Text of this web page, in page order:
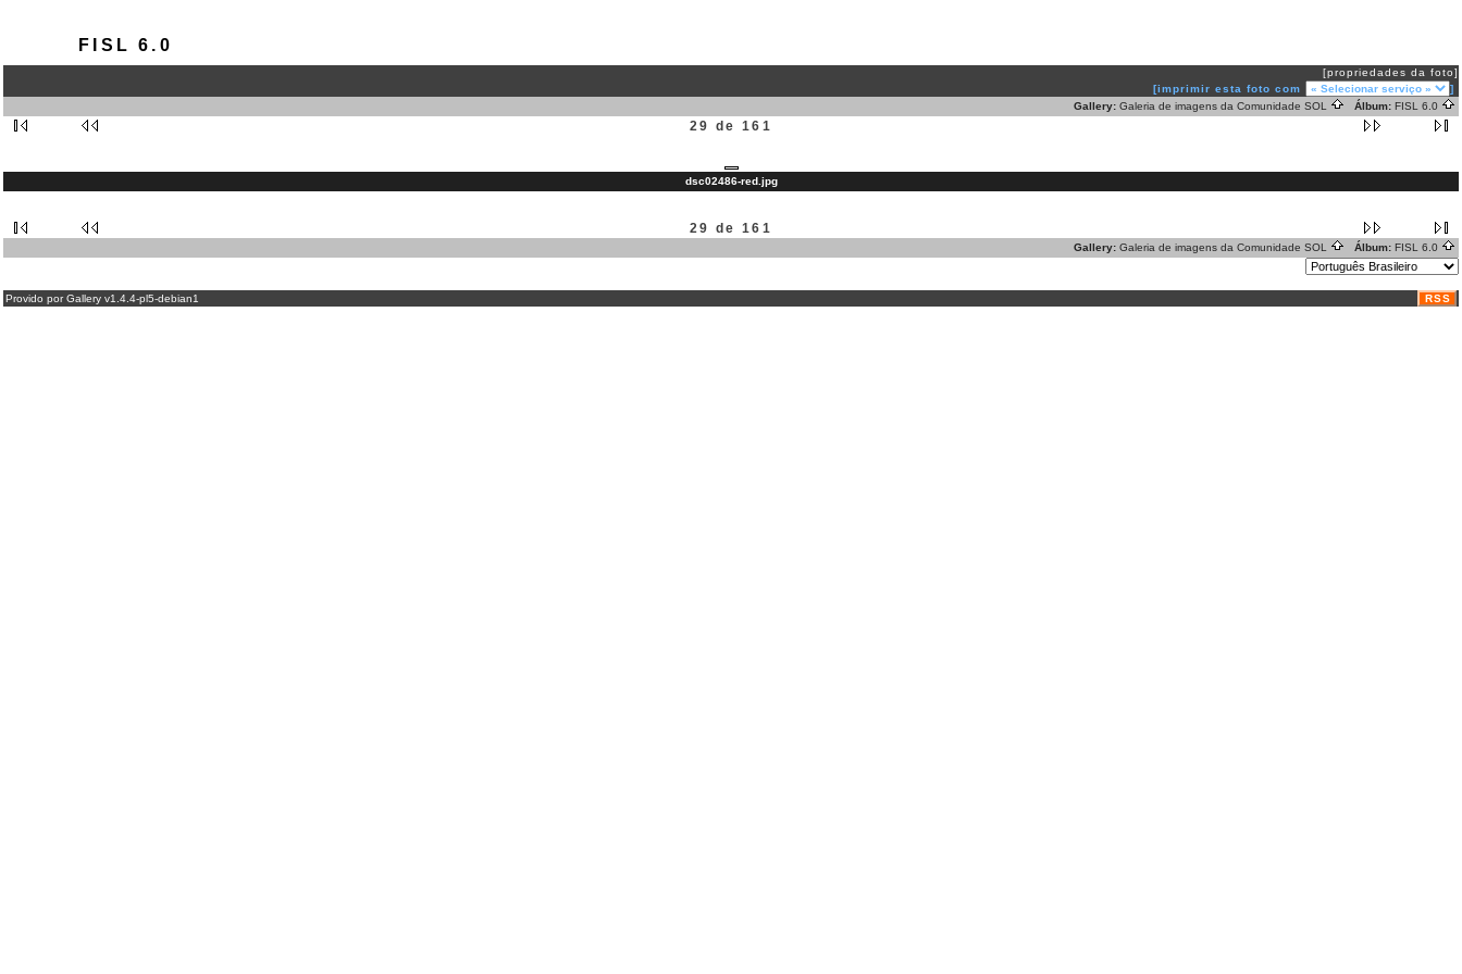
FISL 6.0
[propriedades da foto]
[imprimir esta foto com
]
Gallery: Galeria de imagens da Comunidade SOL Álbum: FISL 6.0
29 de 161
dsc02486-red.jpg
29 de 161
Gallery: Galeria de imagens da Comunidade SOL Álbum: FISL 6.0
Provido por Gallery v1.4.4-pl5-debian1 RSS